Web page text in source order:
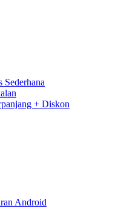
+ Diskon
Android